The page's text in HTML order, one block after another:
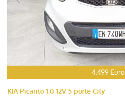
4.499 Euro
KIA Picanto 1.0 12V 5 porte City